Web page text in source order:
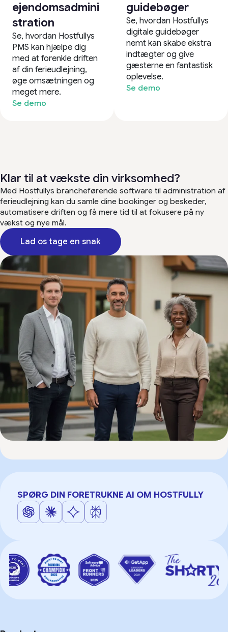
ejendomsadmini
stration
Se, hvordan Hostfullys
PMS kan hjælpe dig
med at forenkle driften
af din ferieudlejning,
øge omsætningen og
meget mere.
Se demo
guidebøger
Se, hvordan Hostfullys
digitale guidebøger
nemt kan skabe ekstra
indtægter og give
gæsterne en fantastisk
oplevelse.
Se demo
Klar til at vækste din virksomhed?
Med Hostfullys brancheførende software til administration af
ferieudlejning kan du samle dine bookinger og beskeder,
automatisere driften og få mere tid til at fokusere på ny
vækst og nye mål.
Lad os tage en snak
SPØRG DIN FORETRUKNE AI OM HOSTFULLY